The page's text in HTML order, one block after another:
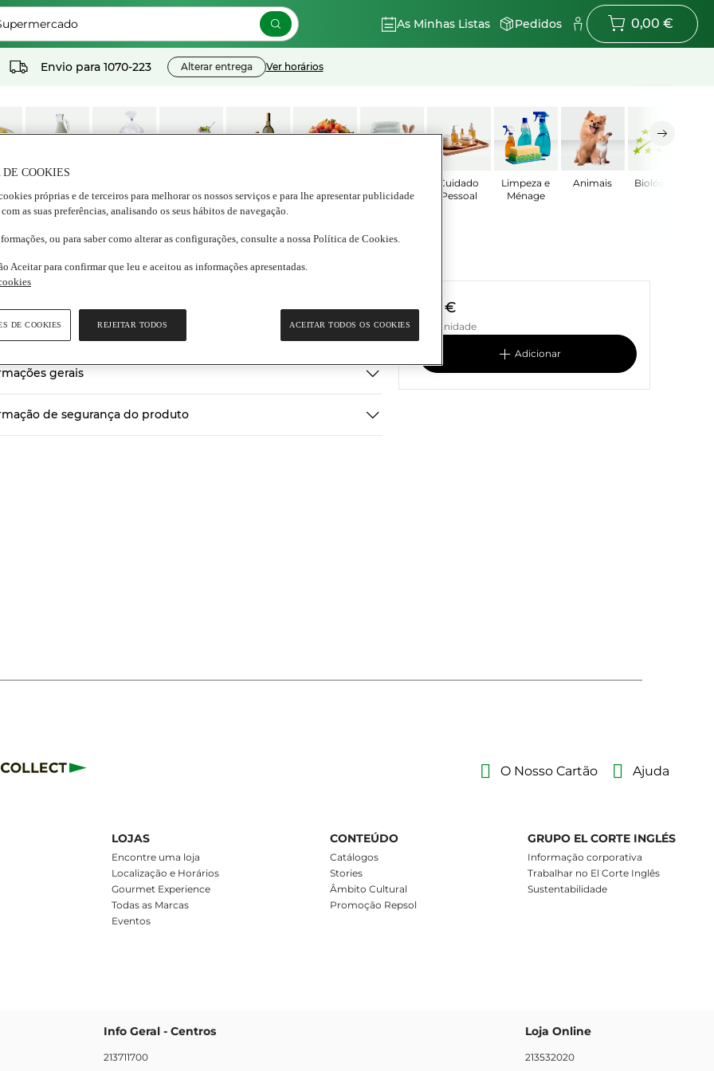
As Minhas Listas Pedidos 0,00 €
Envio para 1070-223 Alterar entrega Ver horários
ovos
Bem estar
Cuidado
Pessoal
Limpeza e
Ménage
Animais Biológicos
Insecticidas anti-traça e caruncho
Anti-Traça Roupas
|2 unidades
(0)
Escrever uma opinião
gerais
de segurança do produto
3,99 €
2 € / Unidade
adicionar
O Nosso Cartão Ajuda
LOJAS
Encontre uma loja
Localização e Horários
Gourmet Experience
Todas as Marcas
Eventos
CONTEÚDO
Catálogos
Stories
Âmbito Cultural
Promoção Repsol
GRUPO EL CORTE INGLÉS
Informação corporativa
Trabalhar no El Corte Inglês
Sustentabilidade
Info Geral - Centros
213711700
Loja Online
213532020
COOKIES
próprias e de terceiros para melhorar os nossos serviços e para lhe apresentar publicidade
as suas preferências, analisando os seus hábitos de navegação.
ou para saber como alterar as configurações, consulte a nossa Política de Cookies.
Aceitar para confirmar que leu e aceitou as informações apresentadas.
REJEITAR TODOS ACEITAR TODOS OS COOKIES
DE COOKIES